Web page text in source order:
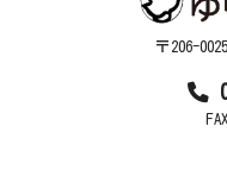
〒206-